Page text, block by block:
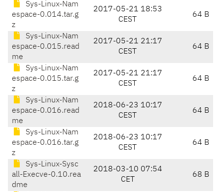
Sys-Linux-Nam
espace-0.014.tar.g
z
2017-05-21 18:53
CEST
64 B
Sys-Linux-Nam
espace-0.015.read
me
2017-05-21 21:17
CEST
64 B
Sys-Linux-Nam
espace-0.015.tar.g
z
2017-05-21 21:17
CEST
64 B
Sys-Linux-Nam
espace-0.016.read
me
2018-06-23 10:17
CEST
64 B
Sys-Linux-Nam
espace-0.016.tar.g
z
2018-06-23 10:17
CEST
64 B
Sys-Linux-Sysc
all-Execve-0.10.rea
dme
2018-03-10 07:54
CET
68 B